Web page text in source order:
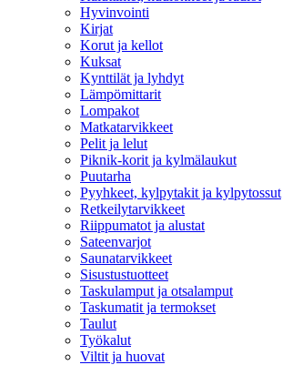
Hyvinvointi
Kirjat
Korut ja kellot
Kuksat
Kynttilät ja lyhdyt
Lämpömittarit
Lompakot
Matkatarvikkeet
Pelit ja lelut
Piknik-korit ja kylmälaukut
Puutarha
Pyyhkeet, kylpytakit ja kylpytossut
Retkeilytarvikkeet
Riippumatot ja alustat
Sateenvarjot
Saunatarvikkeet
Sisustustuotteet
Taskulamput ja otsalamput
Taskumatit ja termokset
Taulut
Työkalut
Viltit ja huovat